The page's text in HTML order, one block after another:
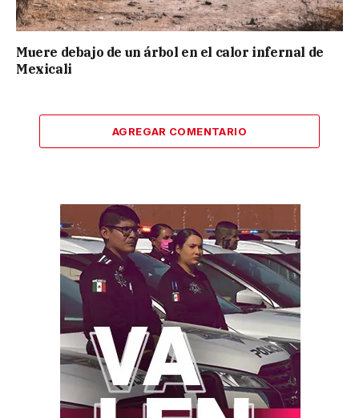
Muere debajo de un árbol en el calor infernal de
Mexicali
AGREGAR COMENTARIO